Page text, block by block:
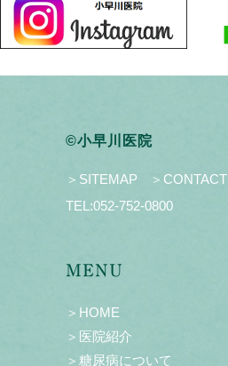
©小早川医院
＞SITEMAP
＞CONTACT
TEL:052-752-0800
MENU
＞HOME
＞医院紹介
＞糖尿病について